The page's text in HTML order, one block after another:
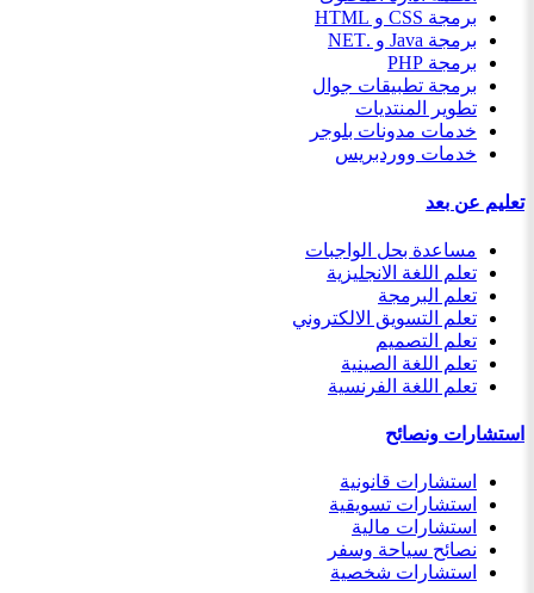
برمجة CSS و HTML
برمجة Java و .NET
برمجة PHP
برمجة تطبيقات جوال
تطوير المنتديات
خدمات مدونات بلوجر
خدمات ووردبريس
تعليم عن بعد
مساعدة بحل الواجبات
تعلم اللغة الانجليزية
تعلم البرمجة
تعلم التسويق الالكتروني
تعلم التصميم
تعلم اللغة الصينية
تعلم اللغة الفرنسية
استشارات ونصائح
استشارات قانونية
استشارات تسويقية
استشارات مالية
نصائح سياحة وسفر
استشارات شخصية